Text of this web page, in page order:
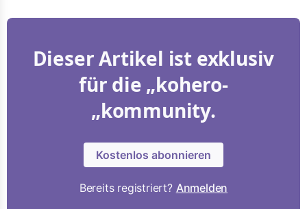
Dieser Artikel ist exklusiv
für die „kohero-
„kommunity.
Kostenlos abonnieren
Bereits registriert? Anmelden